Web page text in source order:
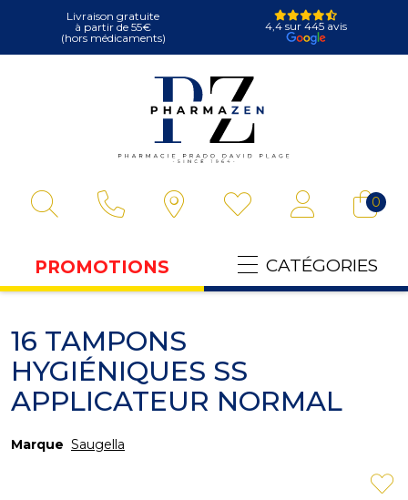
Livraison gratuite
à partir de 55€
(hors médicaments)
4,4 sur 445 avis
0
PROMOTIONS CATÉGORIES
16 TAMPONS
HYGIÉNIQUES SS
APPLICATEUR NORMAL
Marque Saugella